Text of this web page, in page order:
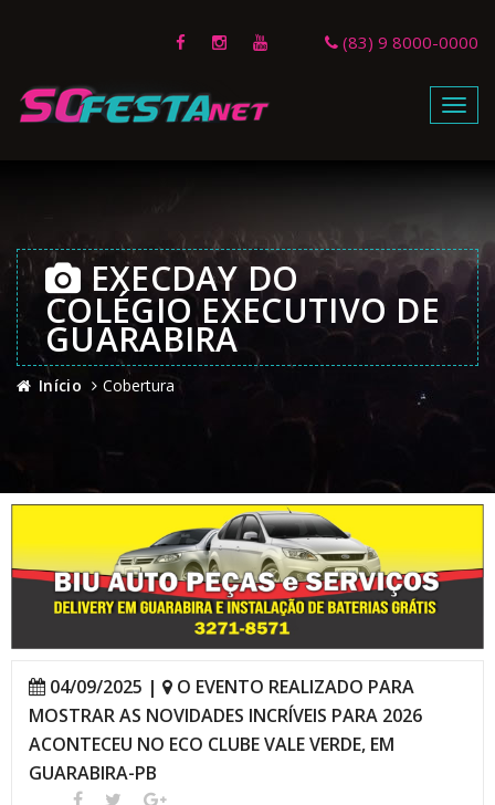
(83) 9 8000-0000
Menu
EXECDAY DO
COLÉGIO EXECUTIVO DE
GUARABIRA
Início Cobertura
04/09/2025 |
O EVENTO REALIZADO PARA
MOSTRAR AS NOVIDADES INCRÍVEIS PARA 2026
ACONTECEU NO ECO CLUBE VALE VERDE, EM
GUARABIRA-PB